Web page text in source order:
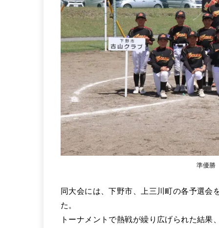
準優勝
同大会には、下野市、上三川町の各予選会
た。
トーナメントで熱戦が繰り広げられた結